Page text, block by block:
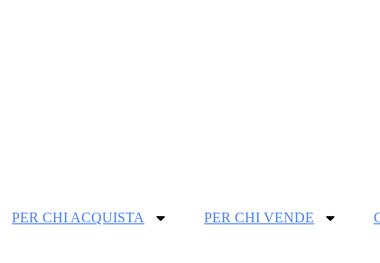
PER CHI ACQUISTA PER CHI VENDE